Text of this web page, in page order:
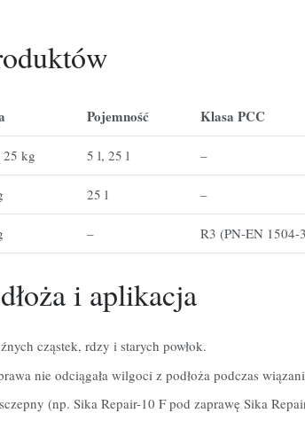
Pojemność Klasa PCC
25 kg 5 l, 25 l –
25 l –
– R3 (PN-EN 1504-
i aplikacja
cząstek, rdzy i starych powłok.
nie odciągała wilgoci z podłoża podczas
(np. Sika Repair-10 F pod zaprawę Sika